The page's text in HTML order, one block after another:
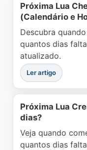
Próxima Lua
(Calendário e
Descubra
quantos dias
atualizado.
Ler artigo
Próxima Lua
dias?
Veja quando
quantos dias